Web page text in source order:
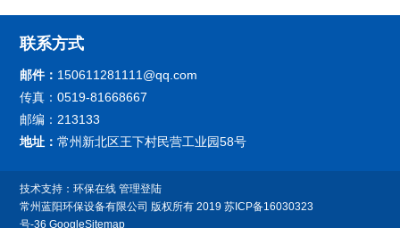
联系方式
邮件： 150611281111@qq.com
传真：0519-81668667
邮编：213133
地址：常州新北区王下村民营工业园58号
技术支持：环保在线 管理登陆
常州蓝阳环保设备有限公司 版权所有 2019苏ICP备16030323
号-36 GoogleSitemap